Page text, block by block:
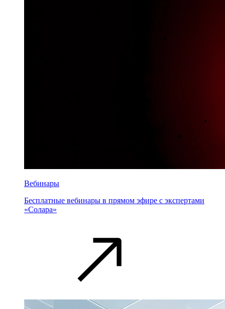
Вебинары
Бесплатные вебинары в прямом эфире с экспертами
«Солара»